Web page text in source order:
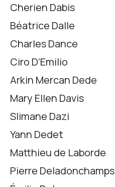
Cherien Dabis
Béatrice Dalle
Charles Dance
Ciro D’Emilio
Arkin Mercan Dede
Mary Ellen Davis
Slimane Dazi
Yann Dedet
Matthieu de Laborde
Pierre Deladonchamps